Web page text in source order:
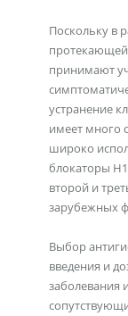
Поскольку в
принимают
устранение
имеет много
широко
блокаторы
второй и
зарубежных
Выбор
введения и
заболевания